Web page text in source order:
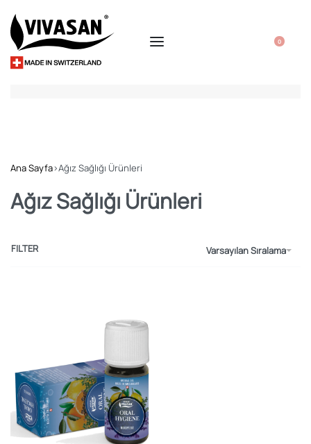
0
Ana Sayfa›Ağız Sağlığı Ürünleri
Ağız Sağlığı Ürünleri
Varsayılan Sıralama
FILTER